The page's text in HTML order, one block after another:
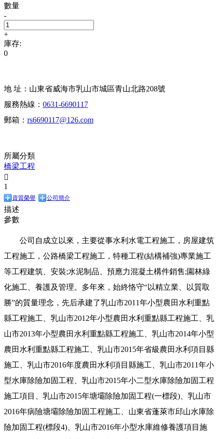
數量
-
+
庫存:
0
地 址：山東省威海市乳山市城區青山北路208號
服務熱線： 0631-6690117
郵箱： rs6690117@126.com
所屬分類
橋梁工程

1
資質榮譽 公司簡介
描述
參數
公司自成立以來，主要從事水利水電工程施工，房屋建筑
工程施工，公路橋梁工程施工，特種工程(結構補強)專業施工
等工程建筑、安裝;水泥制品、預應力混凝土構件銷售;園林綠
化施工、養護及管理。多年來，始終恪守“以精立業、以質取
勝”的質量理念，先后承建了乳山市2011年小型農田水利重點
縣工程施工、乳山市2012年小型農田水利重點縣工程施工、乳
山市2013年小型農田水利重點縣工程施工、乳山市2014年小型
農田水利重點縣工程施工、乳山市2015年省級農田水利項目縣
施工、乳山市2016年度農田水利項目縣施工、乳山市2011年小
型水庫除險加固工程、乳山市2015年小二型水庫除險加固工程
施工項目、乳山市2015年塘壩除險加固工程(一標段)、乳山市
2016年病險塘壩除險加固工程施工、山東省蓬萊市邱山水庫除
險加固工程(標段4)、乳山市2016年小型水庫維修養護項目施